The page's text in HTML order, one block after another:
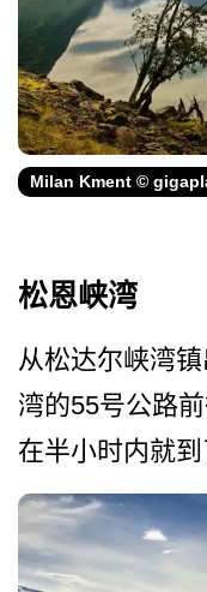
Milan Kment ©
松恩峡湾
从松达尔峡湾
湾的55号公路
在半小时内就到